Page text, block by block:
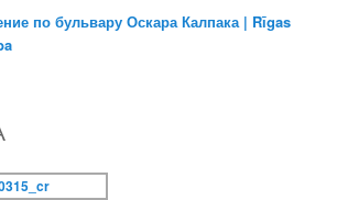
по бульвару Оскара Калпака | Rīgas